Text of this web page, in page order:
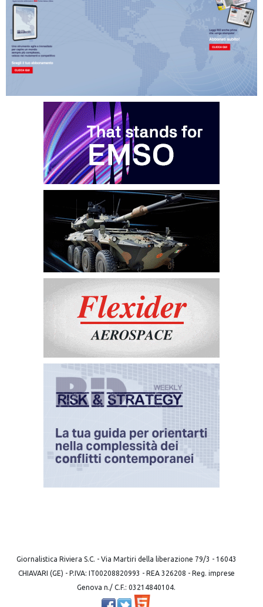
Giornalistica Riviera S.C. - Via Martiri della liberazione 79/3 - 16043
CHIAVARI (GE) - P.IVA: IT00208820993 - REA 326208 - Reg. imprese
Genova n./ C.F.: 03214840104.